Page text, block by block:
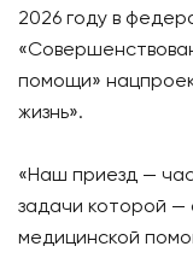
2026 году в
помощи»
жизнь».
«Наш приезд —
задачи которой —
медицинской